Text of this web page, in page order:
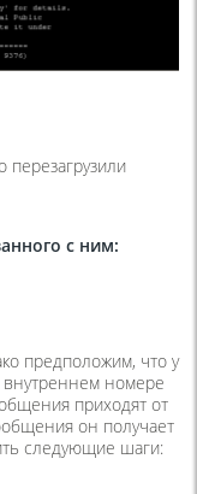
с ним:
предположим, что у
внутреннем номере
приходят от
он получает
следующие шаги: